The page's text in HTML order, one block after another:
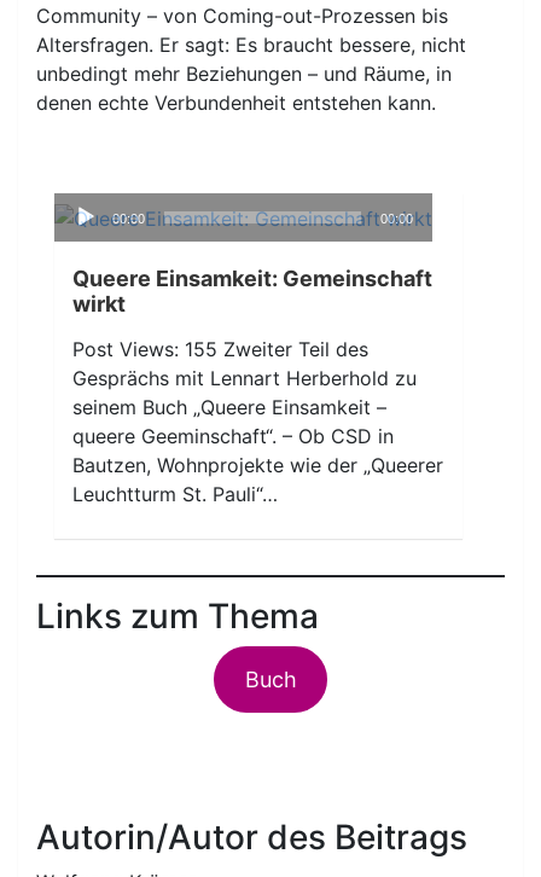
Community – von Coming-out-Prozessen bis
Altersfragen. Er sagt: Es braucht bessere, nicht
unbedingt mehr Beziehungen – und Räume, in
denen echte Verbundenheit entstehen kann.
Audio-
Player
00:00 00:00
Queere Einsamkeit: Gemeinschaft
wirkt
Post Views: 155 Zweiter Teil des
Gesprächs mit Lennart Herberhold zu
seinem Buch „Queere Einsamkeit –
queere Geeminschaft“. – Ob CSD in
Bautzen, Wohnprojekte wie der „Queerer
Leuchtturm St. Pauli“…
Links zum Thema
Buch
Autorin/Autor des Beitrags